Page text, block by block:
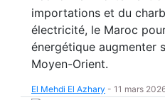
importations et du
électricité, le Maroc
énergétique augmenter
Moyen-Orient.
El Mehdi El Azhary - 11 mars